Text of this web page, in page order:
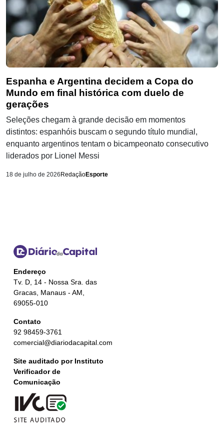
Espanha e Argentina decidem a Copa do
Mundo em final histórica com duelo de
gerações
Seleções chegam à grande decisão em momentos
distintos: espanhóis buscam o segundo título mundial,
enquanto argentinos tentam o bicampeonato consecutivo
liderados por Lionel Messi
18 de julho de 2026 RedaçãoEsporte
Endereço
Tv. D, 14 - Nossa Sra. das
Gracas, Manaus - AM,
69055-010
Contato
92 98459-3761
comercial@diariodacapital.com
Site auditado por Instituto
Verificador de
Comunicação